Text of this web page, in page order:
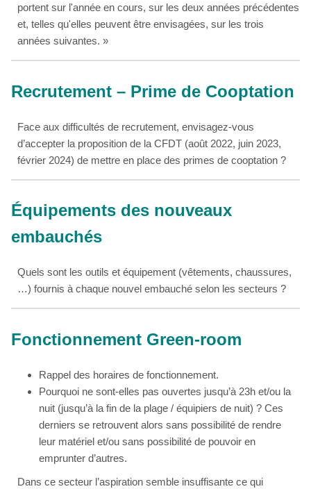
portent sur l'année en cours, sur les deux années précédentes
et, telles qu'elles peuvent être envisagées, sur les trois
années suivantes. »
Recrutement – Prime de Cooptation
Face aux difficultés de recrutement, envisagez-vous
d’accepter la proposition de la CFDT (août 2022, juin 2023,
février 2024) de mettre en place des primes de cooptation ?
Équipements des nouveaux
embauchés
Quels sont les outils et équipement (vêtements, chaussures,
…) fournis à chaque nouvel embauché selon les secteurs ?
Fonctionnement Green-room
Rappel des horaires de fonctionnement.
Pourquoi ne sont-elles pas ouvertes jusqu’à 23h et/ou la
nuit (jusqu’à la fin de la plage / équipiers de nuit) ? Ces
derniers se retrouvent alors sans possibilité de rendre
leur matériel et/ou sans possibilité de pouvoir en
emprunter d’autres.
Dans ce secteur l’aspiration semble insuffisante ce qui